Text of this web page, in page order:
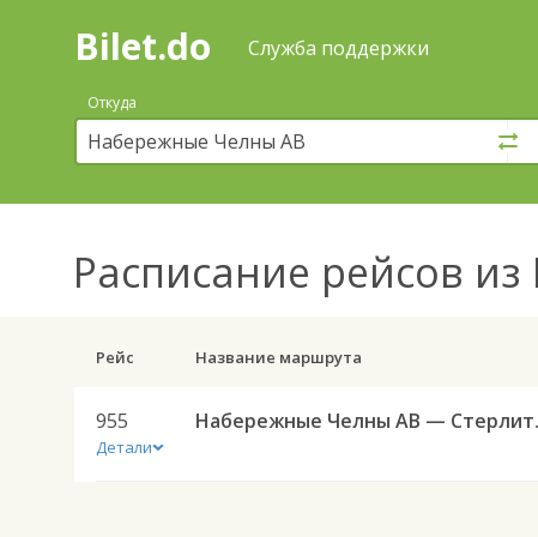
Поиск
покупка
билетов
автобус
онлайн
Bilet.do Служба поддержки
Откуда
Расписание рейсов
Рейс Название маршрута
955
Детали